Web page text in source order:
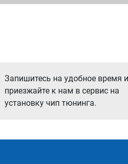
Запишитесь на удобное время и
приезжайте к нам в сервис на
установку чип тюнинга.